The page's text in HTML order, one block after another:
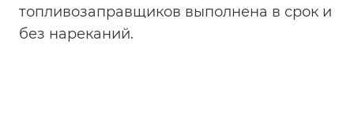
топливозаправщиков выполнена в срок и
без нареканий.